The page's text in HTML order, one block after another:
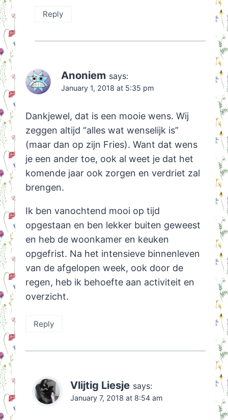
Reply
Anoniem says:
January 1, 2018 at 5:35 pm
Dankjewel, dat is een mooie wens. Wij
zeggen altijd “alles wat wenselijk is”
(maar dan op zijn Fries). Want dat wens
je een ander toe, ook al weet je dat het
komende jaar ook zorgen en verdriet zal
brengen.
Ik ben vanochtend mooi op tijd
opgestaan en ben lekker buiten geweest
en heb de woonkamer en keuken
opgefrist. Na het intensieve binnenleven
van de afgelopen week, ook door de
regen, heb ik behoefte aan activiteit en
overzicht.
Reply
Vlijtig Liesje says:
January 7, 2018 at 8:54 am